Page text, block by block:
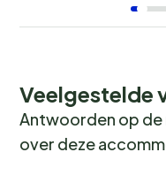
Veelgestelde
Antwoorden op
over deze